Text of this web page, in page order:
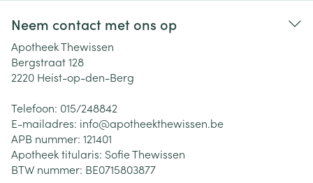
Neem contact met ons op
Apotheek Thewissen
Bergstraat 128
2220 Heist-op-den-Berg
Telefoon: 015/248842
E-mailadres: info@apotheekthewissen.be
APB nummer: 121401
Apotheek titularis: Sofie Thewissen
BTW nummer: BE0715803877